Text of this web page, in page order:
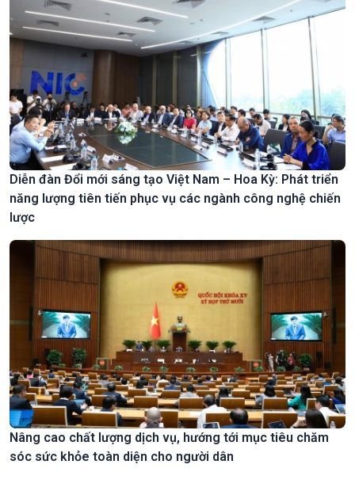
Diễn đàn Đổi mới sáng tạo Việt Nam – Hoa Kỳ: Phát triển
năng lượng tiên tiến phục vụ các ngành công nghệ chiến
lược
Nâng cao chất lượng dịch vụ, hướng tới mục tiêu chăm
sóc sức khỏe toàn diện cho người dân